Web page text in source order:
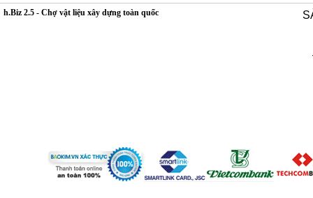
h.Biz 2.5 - Chợ vật liệu xây dựng toàn quốc